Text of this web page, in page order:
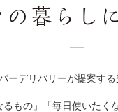
ーデリバリーが提案する
るもの」「毎日使いたく